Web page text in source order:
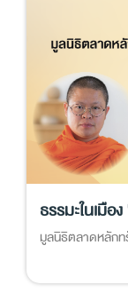
ธรรมะในเมื
มูลนิธิตลาดหลัก